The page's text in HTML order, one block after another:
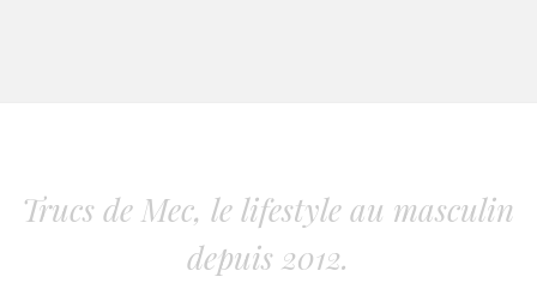
Trucs de Mec, le lifestyle au masculin
depuis 2012.